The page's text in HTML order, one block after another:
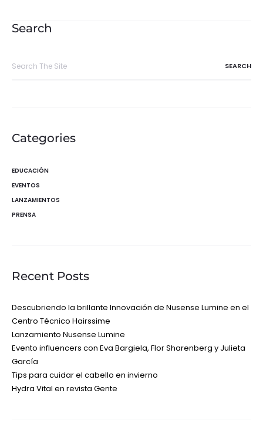
entradas
Search
Categories
EDUCACIÓN
EVENTOS
LANZAMIENTOS
PRENSA
Recent Posts
Descubriendo la brillante Innovación de Nusense Lumine en el
Centro Técnico Hairssime
Lanzamiento Nusense Lumine
Evento influencers con Eva Bargiela, Flor Sharenberg y Julieta
García
Tips para cuidar el cabello en invierno
Hydra Vital en revista Gente